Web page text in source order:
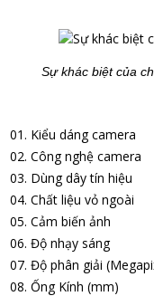
Sự khác biệt của
01. Kiểu dáng camera
02. Công nghệ camera
03. Dùng dây tín hiệu
04. Chất liệu vỏ ngoài
05. Cảm biến ảnh
06. Độ nhạy sáng
07. Độ phân giải
08. Ống Kính (mm)